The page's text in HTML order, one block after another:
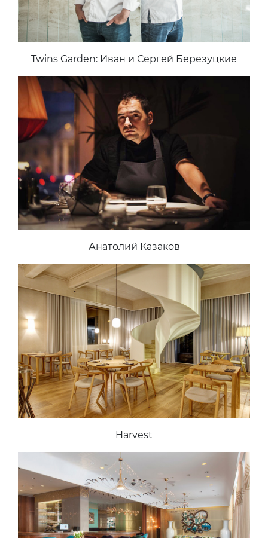
Twins Garden: Иван и Сергей Березуцкие
Анатолий Казаков
Harvest